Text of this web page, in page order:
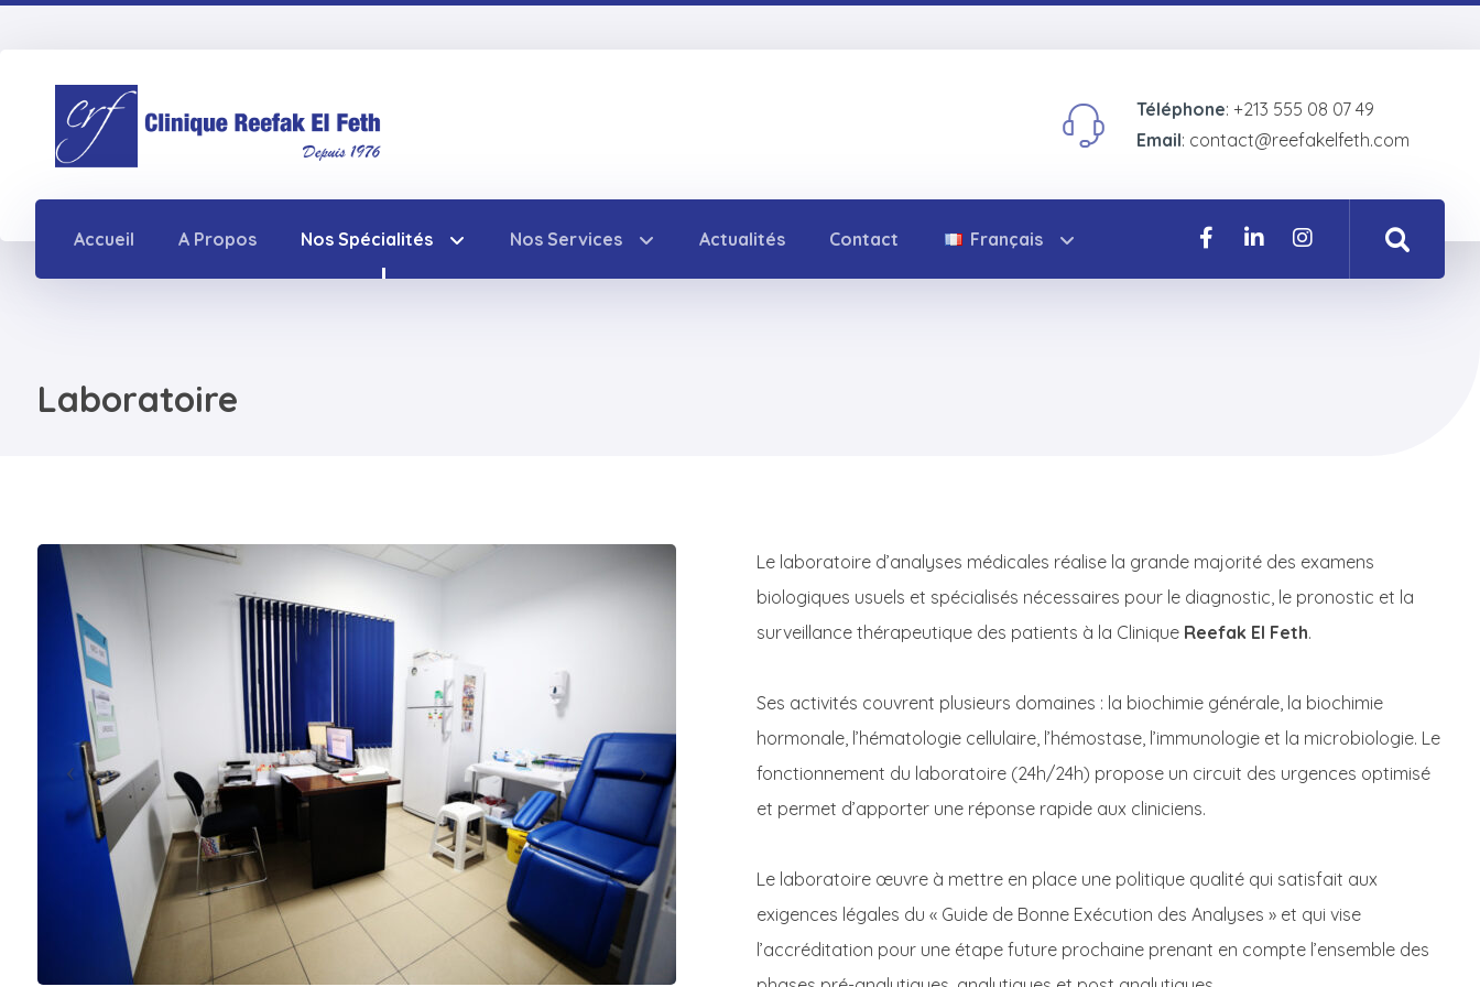
Téléphone: +213 555 08 07 49
Email: contact@reefakelfeth.com
Accueil A Propos Nos Spécialités Nos Services Actualités Contact Français
Laboratoire
Le laboratoire d’analyses médicales réalise la grande majorité des examens
biologiques usuels et spécialisés nécessaires pour le diagnostic, le pronostic et la
surveillance thérapeutique des patients à la Clinique Reefak El Feth.
Ses activités couvrent plusieurs domaines : la biochimie générale, la biochimie
hormonale, l’hématologie cellulaire, l’hémostase, l’immunologie et la microbiologie. Le
fonctionnement du laboratoire (24h/24h) propose un circuit des urgences optimisé
et permet d’apporter une réponse rapide aux cliniciens.
Le laboratoire œuvre à mettre en place une politique qualité qui satisfait aux
exigences légales du « Guide de Bonne Exécution des Analyses » et qui vise
l’accréditation pour une étape future prochaine prenant en compte l’ensemble des